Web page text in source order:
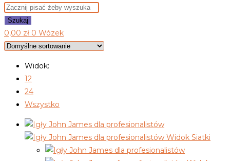
Szukaj
0,00 zł 0 Wózek
Widok:
12
24
Wszystko
Widok Siatki